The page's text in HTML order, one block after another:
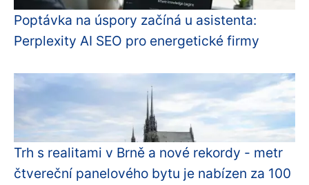
Poptávka na úspory začíná u asistenta:
Perplexity AI SEO pro energetické firmy
Trh s realitami v Brně a nové rekordy - metr
čtvereční panelového bytu je nabízen za 100